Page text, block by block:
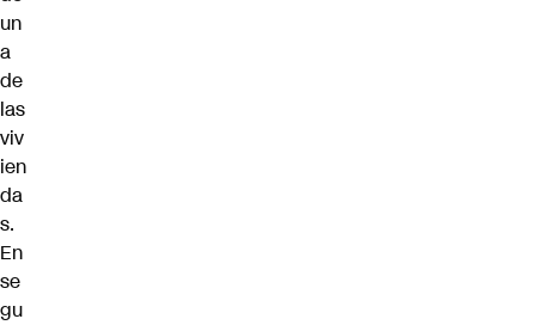
un
a
de
las
viv
ien
da
s.
En
se
gu